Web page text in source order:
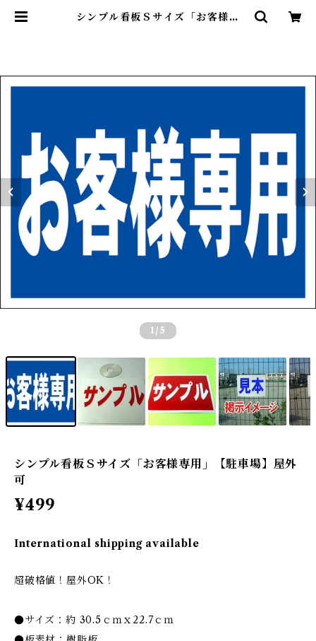
シンプル看板Ｓサイズ「お客様専
1 /5
シンプル看板Ｓサイズ「お客様専用」【駐車場】屋外
可
¥499
International shipping available
超破格値！屋外OK！
●サイズ：約 30.5ｃｍｘ22.7ｃｍ